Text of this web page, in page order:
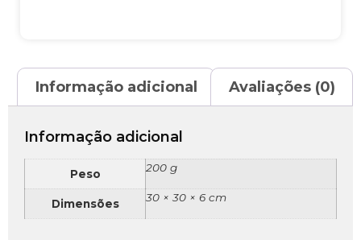
Informação adicional Avaliações (0)
Informação adicional
Peso 200 g
Dimensões 30 × 30 × 6 cm